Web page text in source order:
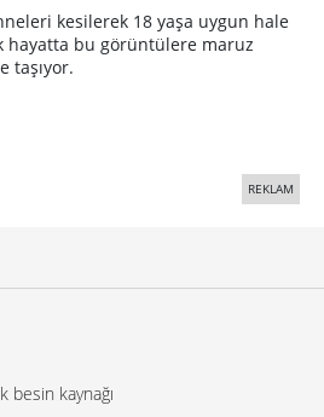
kesilerek 18 yaşa uygun hale
hayatta bu görüntülere maruz
taşıyor.
REKLAM
besin kaynağı